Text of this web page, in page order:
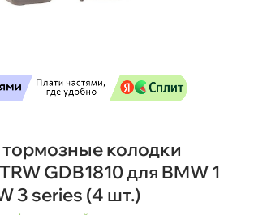
колодки
GDB1810 для BMW 1
3 series (4 шт.)